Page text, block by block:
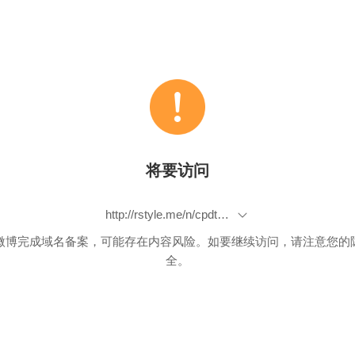
将要访问
http://rstyle.me/n/cpdtmvbp9if
博完成域名备案，可能存在内容风险。如要继续访问，请注意您的
全。